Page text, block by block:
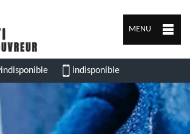
MENU
indisponible indisponible